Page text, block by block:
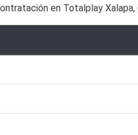
en Totalplay